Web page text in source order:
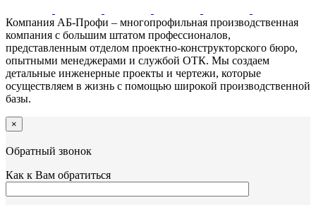
Компания АБ-Профи – многопрофильная производственная
компания с большим штатом профессионалов,
представленным отделом проектно-конструкторского бюро,
опытными менеджерами и службой ОТК. Мы создаем
детальные инженерные проекты и чертежи, которые
осуществляем в жизнь с помощью широкой производственной
базы.
×
Обратный звонок
Как к Вам обратиться